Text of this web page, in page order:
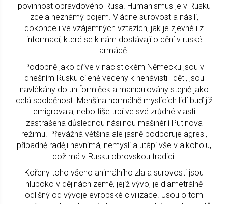
povinnost opravdového Rusa. Humanismus je v Rusku
zcela neznámý pojem. Vládne surovost a násilí,
dokonce i ve vzájemných vztazích, jak je zjevné i z
informací, které se k nám dostávají o dění v ruské
armádě.
Podobně jako dříve v nacistickém Německu jsou v
dnešním Rusku cíleně vedeny k nenávisti i děti, jsou
navlékány do uniformiček a manipulovány stejně jako
celá společnost. Menšina normálně myslících lidí buď již
emigrovala, nebo tiše trpí ve své zrůdné vlasti
zastrašena důslednou násilnou mašinérií Putinova
režimu. Převážná většina ale jasně podporuje agresi,
případně raději nevnímá, nemyslí a utápí vše v alkoholu,
což má v Rusku obrovskou tradici.
Kořeny toho všeho animálního zla a surovosti jsou
hluboko v dějinách země, jejíž vývoj je diametrálně
odlišný od vývoje evropské civilizace. Jsou o tom